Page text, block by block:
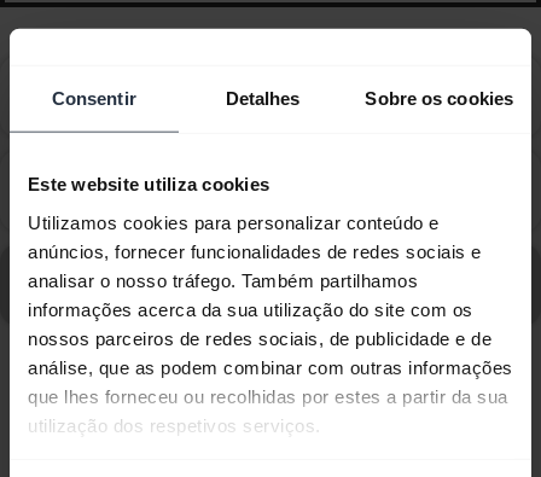
Consentir Detalhes Sobre os cookies
Este website utiliza cookies
Utilizamos cookies para personalizar conteúdo e
anúncios, fornecer funcionalidades de redes sociais e
analisar o nosso tráfego. Também partilhamos
informações acerca da sua utilização do site com os
nossos parceiros de redes sociais, de publicidade e de
análise, que as podem combinar com outras informações
que lhes forneceu ou recolhidas por estes a partir da sua
utilização dos respetivos serviços.
dispositivo Jabra?
chevron_right
Que fio Jabra é recomendado para uso com os
Vá para todas as perguntas frequentes para Jabra Biz
1900 Duo
Exibindo 2 de 2